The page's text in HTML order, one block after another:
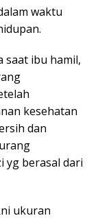
waktu
saat ibu hamil,
kesehatan
dan
yg berasal dari
ukuran